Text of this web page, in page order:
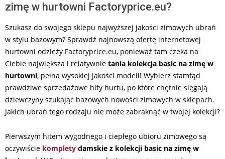
zimę w hurtowni Factoryprice.eu?
Szukasz do swojego sklepu najwyższej jakości zimowych ubrań
w stylu bazowym? Sprawdź najnowszą ofertę internetowej
hurtowni odzieży Factoryprice.eu, ponieważ tam czeka na
Ciebie największa i relatywnie tania kolekcja basic na zimę w
hurtowni, pełna wysokiej jakości modeli! Wybierz stamtąd
prawdziwe sprzedażowe hity hurtu, po które chętnie sięgają
dziewczyny szukając bazowych nowości zimowych w sklepach.
Jakich ubrań tego rodzaju nie może zabraknąć w twojej kolekcji?
Pierwszym hitem wygodnego i ciepłego ubioru zimowego są
oczywiście komplety damskie z kolekcji basic na zimę w